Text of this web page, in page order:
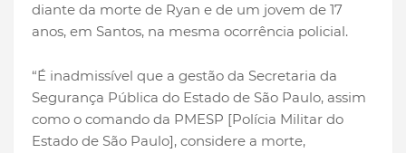
diante da morte de Ryan e de um jovem de 17
anos, em Santos, na mesma ocorrência policial.
“É inadmissível que a gestão da Secretaria da
Segurança Pública do Estado de São Paulo, assim
como o comando da PMESP [Polícia Militar do
Estado de São Paulo], considere a morte,